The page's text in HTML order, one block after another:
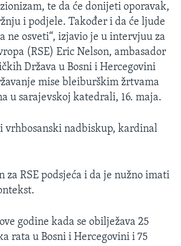
te da će donijeti oporavak,
i podjele. Također i da će ljude
ne osveti“, izjavio je u intervjuu za
(RSE) Eric Nelson, ambasador
Država u Bosni i Hercegovini
mise bleiburškim žrtvama
u sarajevskoj katedrali, 16. maja.
vrhbosanski nadbiskup, kardinal
za RSE podsjeća i da je nužno imati
godine kada se obilježava 25
rata u Bosni i Hercegovini i 75